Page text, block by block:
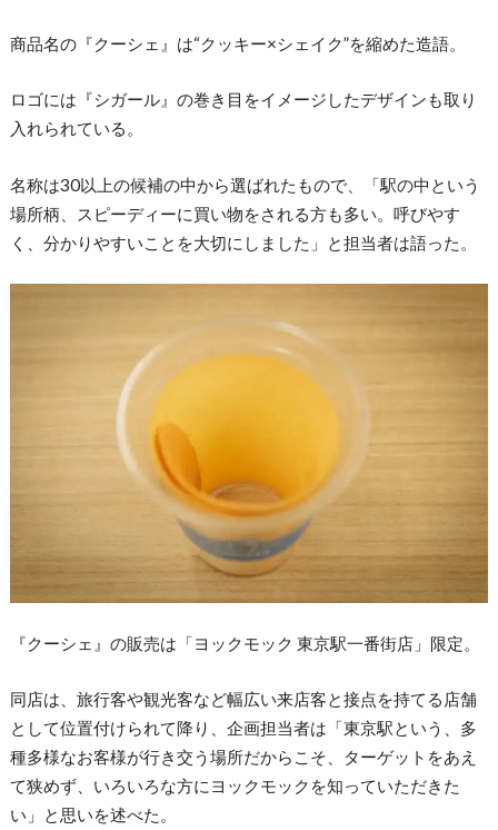
商品名の『クーシェ』は“クッキー×シェイク”を縮めた造語。
ロゴには『シガール』の巻き目をイメージしたデザインも取り
入れられている。
名称は30以上の候補の中から選ばれたもので、「駅の中という
場所柄、スピーディーに買い物をされる方も多い。呼びやす
く、分かりやすいことを大切にしました」と担当者は語った。
『クーシェ』の販売は「ヨックモック 東京駅一番街店」限定。
同店は、旅行客や観光客など幅広い来店客と接点を持てる店舗
として位置付けられて降り、企画担当者は「東京駅という、多
種多様なお客様が行き交う場所だからこそ、ターゲットをあえ
て狭めず、いろいろな方にヨックモックを知っていただきた
い」と思いを述べた。